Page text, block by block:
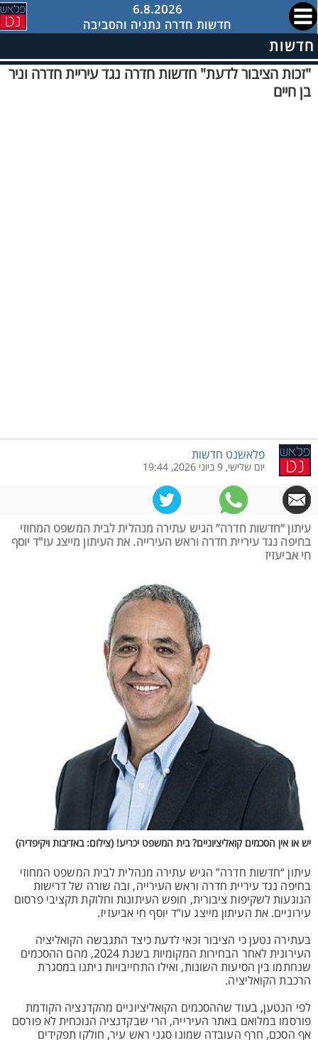
6.8.2026
חדשות חדרה נתניה והסביבה
חדשות
"זכות הציבור לדעת" חדשות חדרה נגד עיריית חדרה וניר
בן חיים
פלאשנט חדשות
יום שלישי, 9 ביוני 2026, 19:44
עיתון “חדשות חדרה” הגיש עתירה מנהלית לבית המשפט המחוזי
בחיפה נגד עיריית חדרה וראש העירייה. את העיתון מייצג עו"ד יוסף
חי אביעזיז
יש או אין הסכמים קואליציוניים? בית המשפט יכריע! (צילום: באדיבות ויקיפדיה)
עיתון “חדשות חדרה” הגיש עתירה מנהלית לבית המשפט המחוזי
בחיפה נגד עיריית חדרה וראש העירייה, ובה שורה של דרישות
הנוגעות לשקיפות ציבורית, חופש העיתונות וחלוקת תקציבי פרסום
עירוניים. את העיתון מייצג עו”ד יוסף חי אביעזיז.
בעתירה נטען כי הציבור זכאי לדעת כיצד התגבשה הקואליציה
העירונית לאחר הבחירות המקומיות בשנת 2024, מהם ההסכמים
שנחתמו בין הסיעות השונות, ואילו התחייבויות ניתנו במסגרת
הרכבת הקואליציה.
לפי הנטען, בעוד שההסכמים הקואליציוניים מהקדנציה הקודמת
פורסמו במלואם באתר העירייה, הרי שבקדנציה הנוכחית לא פורסם
אף הסכם, חרף העובדה שמונו סגני ראש עיר, חולקו תפקידים